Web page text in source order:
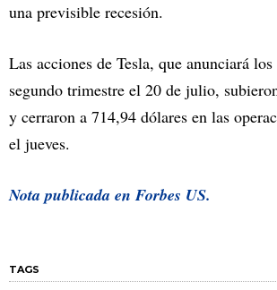
una previsible recesión.
Las acciones de Tesla, que anunciará
segundo trimestre el 20 de julio,
y cerraron a 714,94 dólares en las
el jueves.
Nota publicada en Forbes US.
TAGS